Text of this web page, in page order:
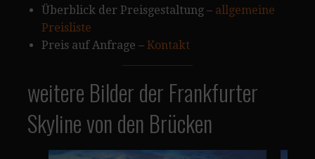
Überblick der Preisgestaltung – allgemeine
Preisliste
Preis auf Anfrage – Kontakt
weitere Bilder der Frankfurter
Skyline von den Brücken